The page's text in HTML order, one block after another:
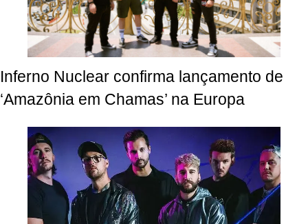
Inferno Nuclear confirma lançamento de
‘Amazônia em Chamas’ na Europa